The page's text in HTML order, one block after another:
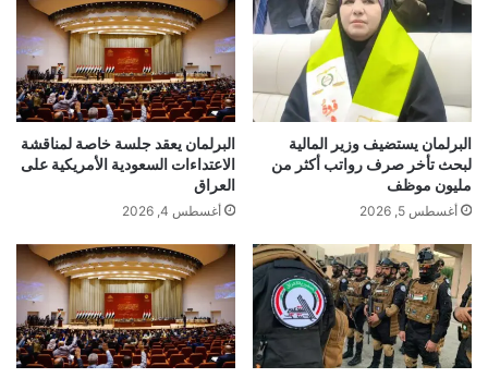
البرلمان يستضيف وزير المالية
لبحث تأخر صرف رواتب أكثر من
مليون موظف
أغسطس 5, 2026
البرلمان يعقد جلسة خاصة لمناقشة
الاعتداءات السعودية الأمريكية على
العراق
أغسطس 4, 2026